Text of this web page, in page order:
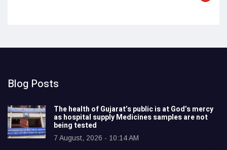
Blog Posts
The health of Gujarat’s public is at God’s mercy
as hospital supply Medicines samples are not
being tested
7 August, 2026 - 10:14 AM